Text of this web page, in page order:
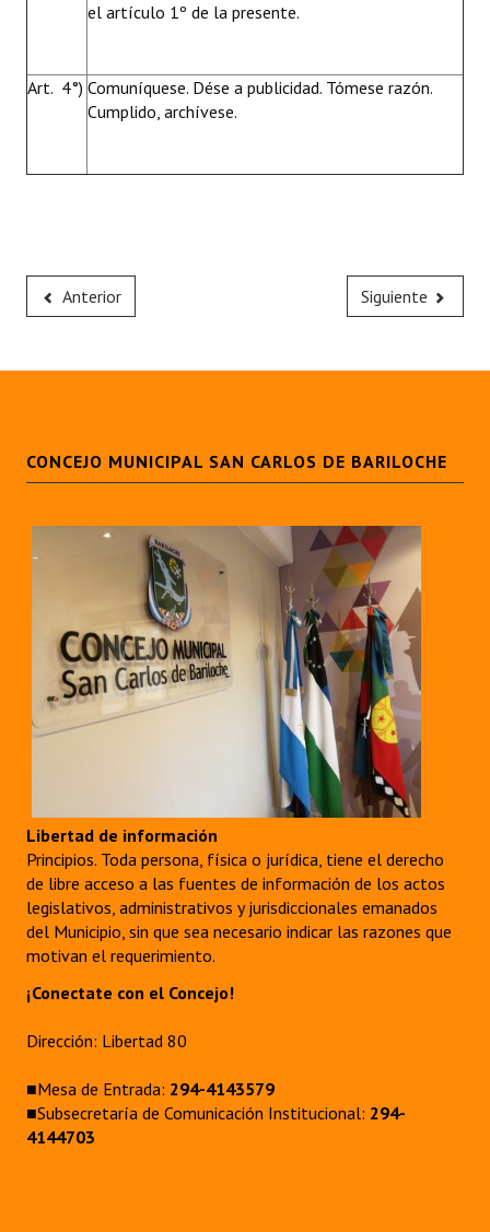
el artículo 1º de la presente.
Art. 4°) Comuníquese. Dése a publicidad. Tómese razón.
Cumplido, archívese.
Anterior Siguiente
CONCEJO MUNICIPAL SAN CARLOS DE BARILOCHE
Libertad de información
Principios. Toda persona, física o jurídica, tiene el derecho
de libre acceso a las fuentes de información de los actos
legislativos, administrativos y jurisdiccionales emanados
del Municipio, sin que sea necesario indicar las razones que
motivan el requerimiento.
¡Conectate con el Concejo!
Dirección: Libertad 80
■Mesa de Entrada: 294-4143579
■Subsecretaría de Comunicación Institucional: 294-
4144703